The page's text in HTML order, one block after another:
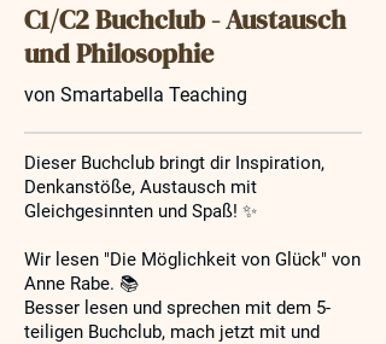
C1/C2 Buchclub - Austausch
und Philosophie
von Smartabella Teaching
Dieser Buchclub bringt dir Inspiration,
Denkanstöße, Austausch mit
Gleichgesinnten und Spaß! ✨
Wir lesen "Die Möglichkeit von Glück" von
Anne Rabe. 📚
Besser lesen und sprechen mit dem 5-
teiligen Buchclub, mach jetzt mit und